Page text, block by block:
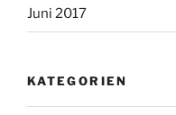
Juni 2017
KATEGORIEN